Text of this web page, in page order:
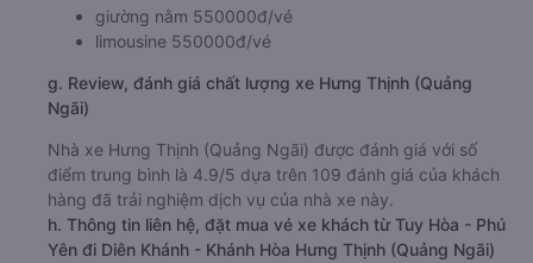
giường nằm 550000đ/vé
limousine 550000đ/vé
g. Review, đánh giá chất lượng xe Hưng Thịnh (Quảng
Ngãi)
Nhà xe Hưng Thịnh (Quảng Ngãi) được đánh giá với số
điểm trung bình là 4.9/5 dựa trên 109 đánh giá của khách
hàng đã trải nghiệm dịch vụ của nhà xe này.
h. Thông tin liên hệ, đặt mua vé xe khách từ Tuy Hòa - Phú
Yên đi Diên Khánh - Khánh Hòa Hưng Thịnh (Quảng Ngãi)